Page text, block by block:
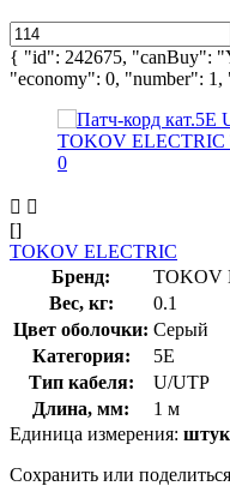
{ "id": 242675, "canBuy":
"economy": 0, "number":
[]
TOKOV ELECTRIC
Бренд:
TOKOV
Вес, кг:
0.1
Цвет оболочки: Серый
Категория:
5E
Тип кабеля:
U/UTP
Длина, мм:
1 м
Единица измерения: штук
Сохранить или